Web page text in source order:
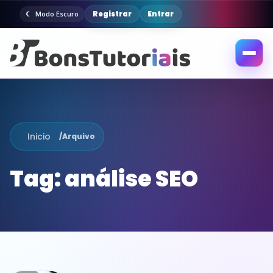
Modo Escuro Registrar Entrar
Abrir
Inicio /Arquivo
Tag:análise SEO